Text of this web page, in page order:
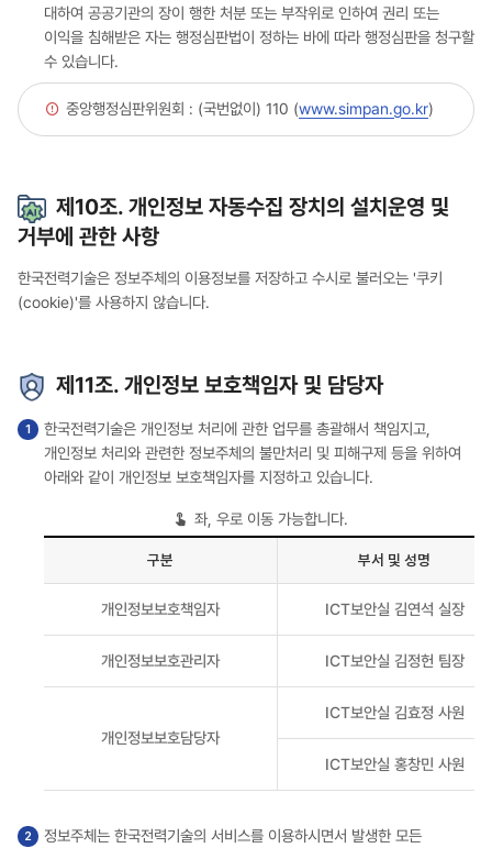
대하여 공공기관의 장이 행한 처분 또는 부작위로 인하여 권리 또는
이익을 침해받은 자는 행정심판법이 정하는 바에 따라 행정심판을 청구할
수 있습니다.
중앙행정심판위원회 : (국번없이) 110 (www.simpan.go.kr)
제10조. 개인정보 자동수집 장치의 설치운영 및
거부에 관한 사항
한국전력기술은 정보주체의 이용정보를 저장하고 수시로 불러오는 '쿠키
(cookie)'를 사용하지 않습니다.
제11조. 개인정보 보호책임자 및 담당자
한국전력기술은 개인정보 처리에 관한 업무를 총괄해서 책임지고,
개인정보 처리와 관련한 정보주체의 불만처리 및 피해구제 등을 위하여
아래와 같이 개인정보 보호책임자를 지정하고 있습니다.
좌, 우로 이동 가능합니다.
연락처
보호책임자
담당자
구분 부서 및 성명
개인정보보호책임자 ICT보안실 김연석 실장
개인정보보호관리자 ICT보안실 김정헌 팀장
개인정보보호담당자
ICT보안실 김효정 사원
ICT보안실 홍창민 사원
정보주체는 한국전력기술의 서비스를 이용하시면서 발생한 모든